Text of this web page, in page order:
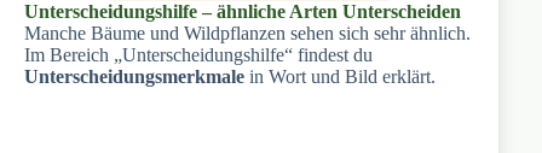
Unterscheidungshilfe – ähnliche Arten Unterscheiden
Manche Bäume und Wildpflanzen sehen sich sehr ähnlich.
Im Bereich „Unterscheidungshilfe“ findest du
Unterscheidungsmerkmale in Wort und Bild erklärt.